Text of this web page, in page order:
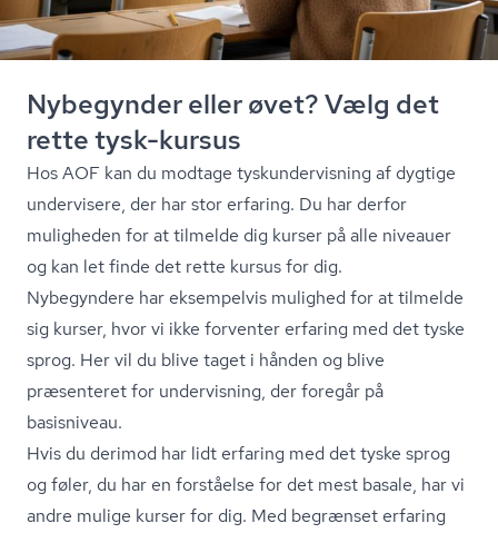
Nybegynder eller øvet? Vælg det
rette tysk-kursus
Hos AOF kan du modtage tyskun­der­vis­ning af dygtige
undervisere, der har stor erfaring. Du har derfor
muligheden for at tilmelde dig kurser på alle niveauer
og kan let finde det rette kursus for dig.
Nybegyndere har eksempelvis mulighed for at tilmelde
sig kurser, hvor vi ikke forventer erfaring med det tyske
sprog. Her vil du blive taget i hånden og blive
præsenteret for undervisning, der foregår på
basisniveau.
Hvis du derimod har lidt erfaring med det tyske sprog
og føler, du har en forståelse for det mest basale, har vi
andre mulige kurser for dig. Med begrænset erfaring